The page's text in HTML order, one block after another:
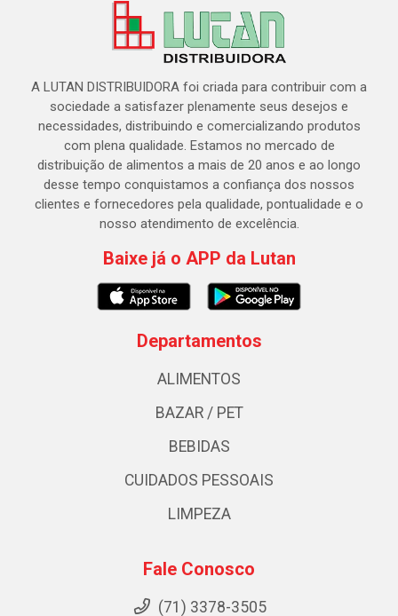
A LUTAN DISTRIBUIDORA foi criada para contribuir com a
sociedade a satisfazer plenamente seus desejos e
necessidades, distribuindo e comercializando produtos
com plena qualidade. Estamos no mercado de
distribuição de alimentos a mais de 20 anos e ao longo
desse tempo conquistamos a confiança dos nossos
clientes e fornecedores pela qualidade, pontualidade e o
nosso atendimento de excelência.
Baixe já o APP da Lutan
Departamentos
ALIMENTOS
BAZAR / PET
BEBIDAS
CUIDADOS PESSOAIS
LIMPEZA
Fale Conosco
(71) 3378-3505